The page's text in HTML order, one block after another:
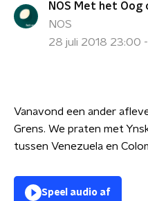
NOS Met het Oog
NOS
28 juli 2018 23:00
Vanavond een ander
Grens. We praten met
tussen Venezuela en
Speel audio af